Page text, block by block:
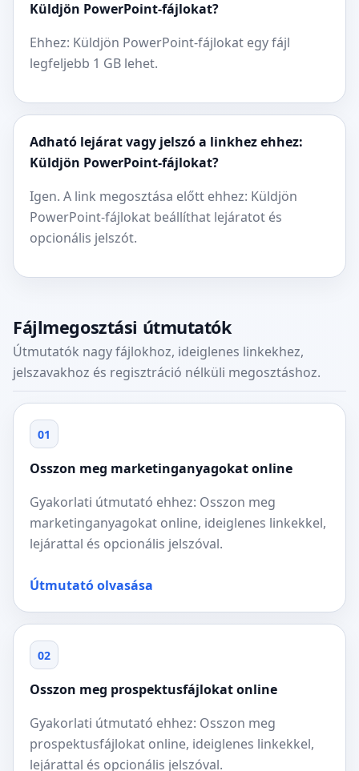
Küldjön PowerPoint-fájlokat?
Ehhez: Küldjön PowerPoint-fájlokat egy fájl
legfeljebb 1 GB lehet.
Adható lejárat vagy jelszó a linkhez ehhez:
Küldjön PowerPoint-fájlokat?
Igen. A link megosztása előtt ehhez: Küldjön
PowerPoint-fájlokat beállíthat lejáratot és
opcionális jelszót.
Fájlmegosztási útmutatók
Útmutatók nagy fájlokhoz, ideiglenes linkekhez,
jelszavakhoz és regisztráció nélküli megosztáshoz.
01
Osszon meg marketinganyagokat online
Gyakorlati útmutató ehhez: Osszon meg
marketinganyagokat online, ideiglenes linkekkel,
lejárattal és opcionális jelszóval.
Útmutató olvasása
02
Osszon meg prospektusfájlokat online
Gyakorlati útmutató ehhez: Osszon meg
prospektusfájlokat online, ideiglenes linkekkel,
lejárattal és opcionális jelszóval.